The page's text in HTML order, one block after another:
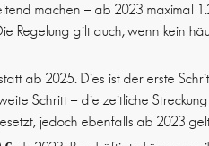
machen – ab 2023 maximal
Regelung gilt auch, wenn kein
ab 2025. Dies ist der erste
Schritt – die zeitliche
jedoch ebenfalls ab 2023